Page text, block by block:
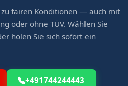
fairen Konditionen — auch mit
oder ohne TÜV. Wählen Sie
holen Sie sich sofort ein
+491744244443